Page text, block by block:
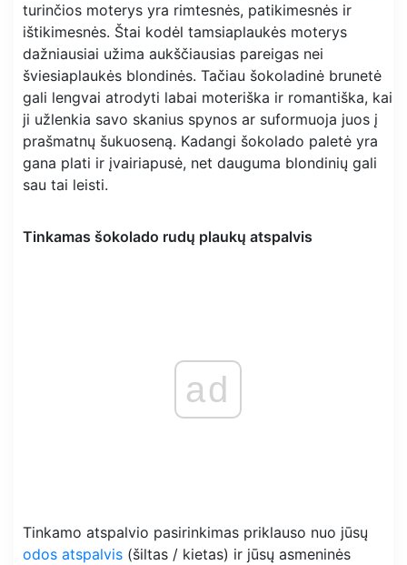
turinčios moterys yra rimtesnės, patikimesnės ir
ištikimesnės. Štai kodėl tamsiaplaukės moterys
dažniausiai užima aukščiausias pareigas nei
šviesiaplaukės blondinės. Tačiau šokoladinė brunetė
gali lengvai atrodyti labai moteriška ir romantiška, kai
ji užlenkia savo skanius spynos ar suformuoja juos į
prašmatnų šukuoseną. Kadangi šokolado paletė yra
gana plati ir įvairiapusė, net dauguma blondinių gali
sau tai leisti.
Tinkamas šokolado rudų plaukų atspalvis
ad
Tinkamo atspalvio pasirinkimas priklauso nuo jūsų
odos atspalvis (šiltas / kietas) ir jūsų asmeninės